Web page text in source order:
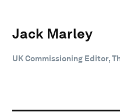
Jack Marley
UK Commissioning Editor,